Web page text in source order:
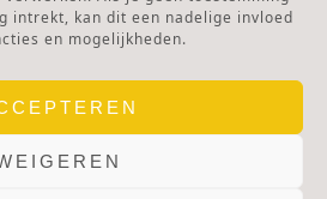
intrekt, kan dit een nadelige invloed
en mogelijkheden.